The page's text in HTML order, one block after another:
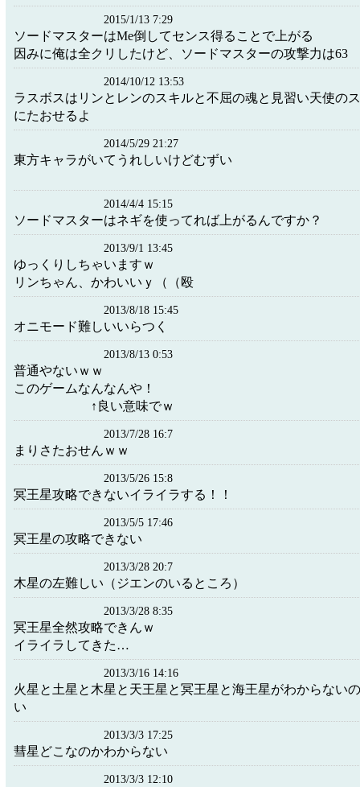
2015/1/13 7:29
ソードマスターはMe倒してセンス得ることで上がる
因みに俺は全クリしたけど、ソードマスターの攻撃力は63
2014/10/12 13:53
ラスボスはリンとレンのスキルと不屈の魂と見習い天使の
にたおせるよ
2014/5/29 21:27
東方キャラがいてうれしいけどむずい
2014/4/4 15:15
ソードマスターはネギを使ってれば上がるんですか？
2013/9/1 13:45
ゆっくりしちゃいますｗ
リンちゃん、かわいいｙ（（殴
2013/8/18 15:45
オニモード難しいいらつく
2013/8/13 0:53
普通やないｗｗ
このゲームなんなんや！
↑良い意味でｗ
2013/7/28 16:7
まりさたおせんｗｗ
2013/5/26 15:8
冥王星攻略できないイライラする！！
2013/5/5 17:46
冥王星の攻略できない
2013/3/28 20:7
木星の左難しい（ジエンのいるところ）
2013/3/28 8:35
冥王星全然攻略できんｗ
イライラしてきた…
2013/3/16 14:16
火星と土星と木星と天王星と冥王星と海王星がわからない
い
2013/3/3 17:25
彗星どこなのかわからない
2013/3/3 12:10